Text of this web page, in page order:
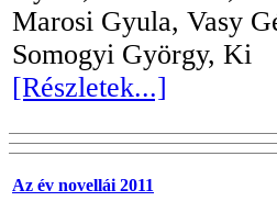
Marosi Gyula, Vasy
Somogyi György, Ki
[Részletek...]
Az év novellái 2011